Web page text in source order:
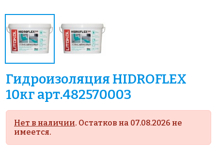
Гидроизоляция HIDROFLEX
10кг арт.482570003
Нет в наличии. Остатков на 07.08.2026 не
имеется.